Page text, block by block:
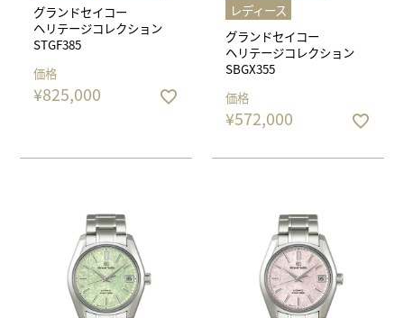
グランドセイコー
ヘリテージコレクション
STGF385
価格
¥825,000
レディース
グランドセイコー
ヘリテージコレクション
SBGX355
価格
¥572,000